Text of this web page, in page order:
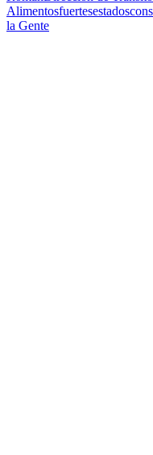
Alimentosfuertesestados
la Gente